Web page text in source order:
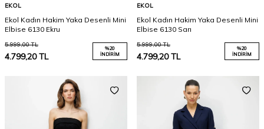
EKOL
Ekol Kadın Hakim Yaka Desenli Mini
Elbise 6130 Ekru
5.999,00TL
4.799,20TL
%20
İNDIRIM
EKOL
Ekol Kadın Hakim Yaka Desenli Mini
Elbise 6130 Sarı
5.999,00TL
4.799,20TL
%20
İNDIRIM